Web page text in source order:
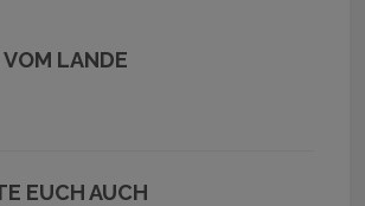
VOM LANDE
EUCH AUCH